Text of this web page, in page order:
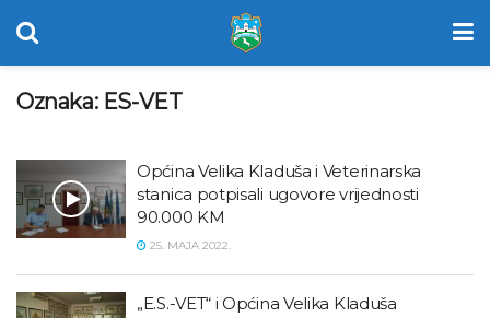
Oznaka: ES-VET
Općina Velika Kladuša i Veterinarska
stanica potpisali ugovore vrijednosti
90.000 KM
25. MAJA 2022.
„E.S.-VET“ i Općina Velika Kladuša